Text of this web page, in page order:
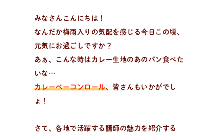
おしらせやイベントなど
日々のパンの活動状況やイベント、コラムをいち早くお
届け中！
みなさんこんにちは！
なんだか梅雨入りの気配を感じる今日この頃、
元気にお過ごしですか？
あぁ、こんな時はカレー生地のあのパン食べた
いな…
カレーベーコンロール、皆さんもいかがでし
ょ！
さて、各地で活躍する講師の魅力を紹介する